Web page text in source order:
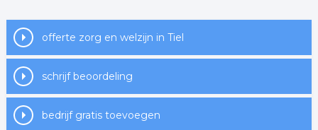
offerte zorg en welzijn in Tiel
schrijf beoordeling
bedrijf gratis toevoegen